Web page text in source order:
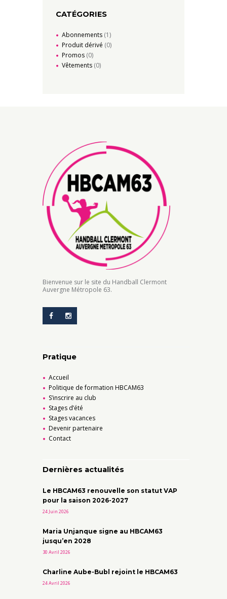
CATÉGORIES
Abonnements (1)
Produit dérivé (0)
Promos (0)
Vêtements (0)
Bienvenue sur le site du Handball Clermont
Auvergne Métropole 63.
Pratique
Accueil
Politique de formation HBCAM63
S’inscrire au club
Stages d’été
Stages vacances
Devenir partenaire
Contact
Dernières actualités
Le HBCAM63 renouvelle son statut VAP
pour la saison 2026-2027
24 Juin 2026
Maria Unjanque signe au HBCAM63
jusqu’en 2028
30 Avril 2026
Charline Aube-Bubl rejoint le HBCAM63
24 Avril 2026